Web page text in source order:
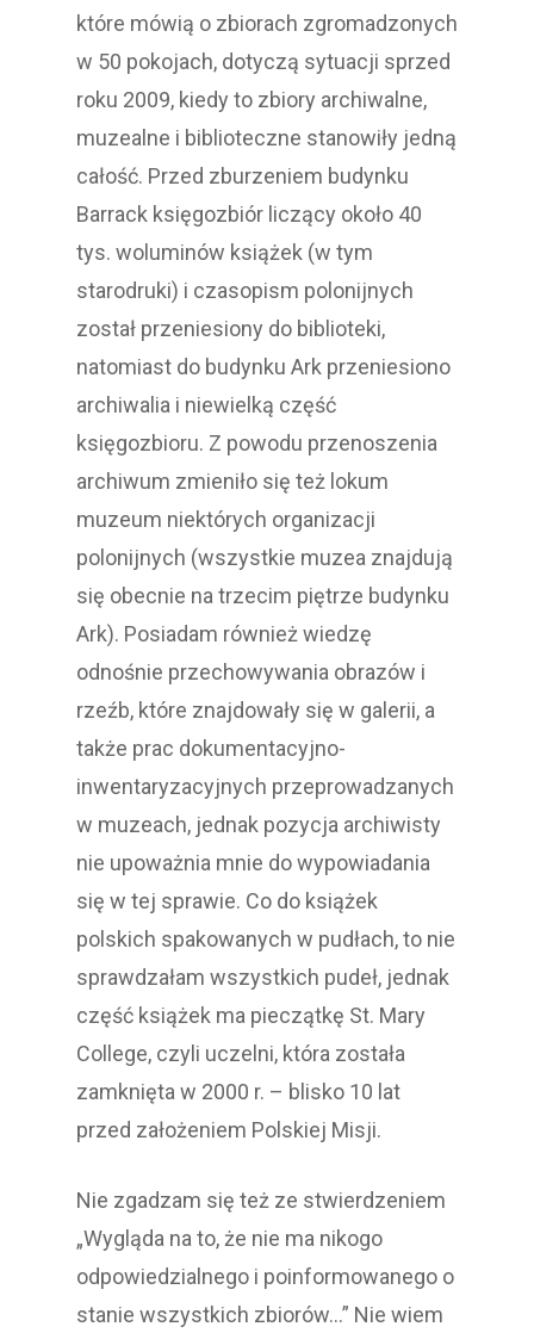
które mówią o zbiorach zgromadzonych
w 50 pokojach, dotyczą sytuacji sprzed
roku 2009, kiedy to zbiory archiwalne,
muzealne i biblioteczne stanowiły jedną
całość. Przed zburzeniem budynku
Barrack księgozbiór liczący około 40
tys. woluminów książek (w tym
starodruki) i czasopism polonijnych
został przeniesiony do biblioteki,
natomiast do budynku Ark przeniesiono
archiwalia i niewielką część
księgozbioru. Z powodu przenoszenia
archiwum zmieniło się też lokum
muzeum niektórych organizacji
polonijnych (wszystkie muzea znajdują
się obecnie na trzecim piętrze budynku
Ark). Posiadam również wiedzę
odnośnie przechowywania obrazów i
rzeźb, które znajdowały się w galerii, a
także prac dokumentacyjno-
inwentaryzacyjnych przeprowadzanych
w muzeach, jednak pozycja archiwisty
nie upoważnia mnie do wypowiadania
się w tej sprawie. Co do książek
polskich spakowanych w pudłach, to nie
sprawdzałam wszystkich pudeł, jednak
część książek ma pieczątkę St. Mary
College, czyli uczelni, która została
zamknięta w 2000 r. – blisko 10 lat
przed założeniem Polskiej Misji.
Nie zgadzam się też ze stwierdzeniem
„Wygląda na to, że nie ma nikogo
odpowiedzialnego i poinformowanego o
stanie wszystkich zbiorów…” Nie wiem